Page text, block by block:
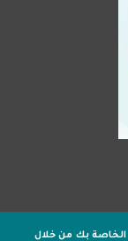
الخاصة بك من خلال